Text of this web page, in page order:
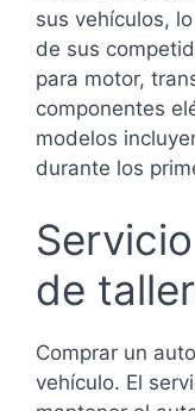
sus vehículos,
de sus
para motor,
componentes
modelos
durante los
de
Comprar un
vehículo. El